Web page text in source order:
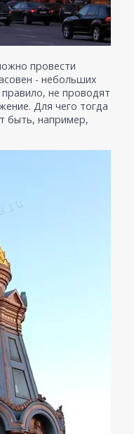
провести
- небольших
не проводят
Для чего тогда
быть, например,